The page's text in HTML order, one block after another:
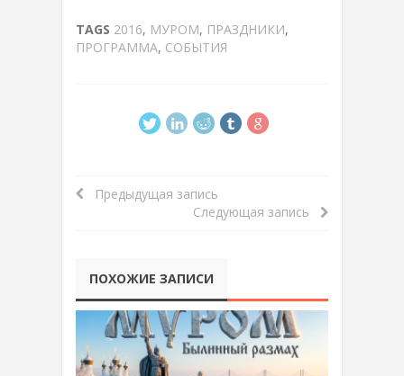
TAGS 2016, МУРОМ, ПРАЗДНИКИ,
ПРОГРАММА, СОБЫТИЯ
Предыдущая запись
Следующая запись
ПОХОЖИЕ ЗАПИСИ